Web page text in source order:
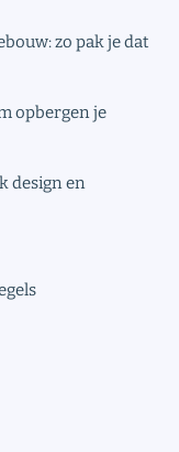
zo pak je dat
opbergen je
design en